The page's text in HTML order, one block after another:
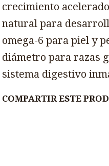
crecimiento
natural para
omega-6 para piel y
diámetro para razas
sistema digestivo
COMPARTIR ESTE